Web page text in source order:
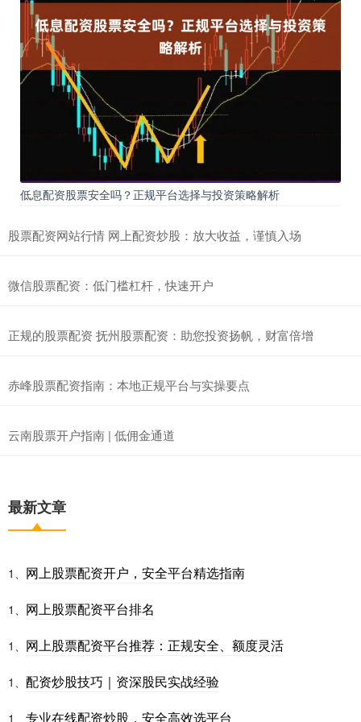
低息配资股票安全吗？正规平台选择与投资策略解析
股票配资网站行情 网上配资炒股：放大收益，谨慎入场
微信股票配资：低门槛杠杆，快速开户
正规的股票配资 抚州股票配资：助您投资扬帆，财富倍增
赤峰股票配资指南：本地正规平台与实操要点
云南股票开户指南 | 低佣金通道
最新文章
1、 网上股票配资开户，安全平台精选指南
1、 网上股票配资平台排名
1、 网上股票配资平台推荐：正规安全、额度灵活
1、 配资炒股技巧｜资深股民实战经验
1、 专业在线配资炒股，安全高效选平台